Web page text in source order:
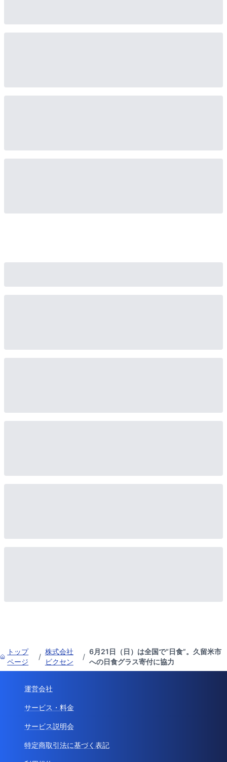
トップ
ページ
/
株式会社
ビクセン
/
6月21日（日）は全国で“日食”。久留米市
への日食グラス寄付に協力
運営会社
サービス・料金
サービス説明会
特定商取引法に基づく表記